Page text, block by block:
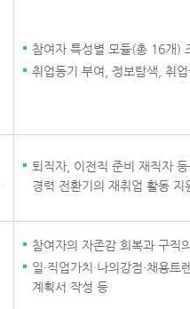
참여자 특성별 모듈(총 16개)
취업동기 부여, 정보탐색, 취
퇴직자, 이전직 준비 재직자
경력 전환기의 재취업 활동 지
참여자의 자존감 회복과 구직
일·직업가치·나의강점·채용
계획서 작성 등